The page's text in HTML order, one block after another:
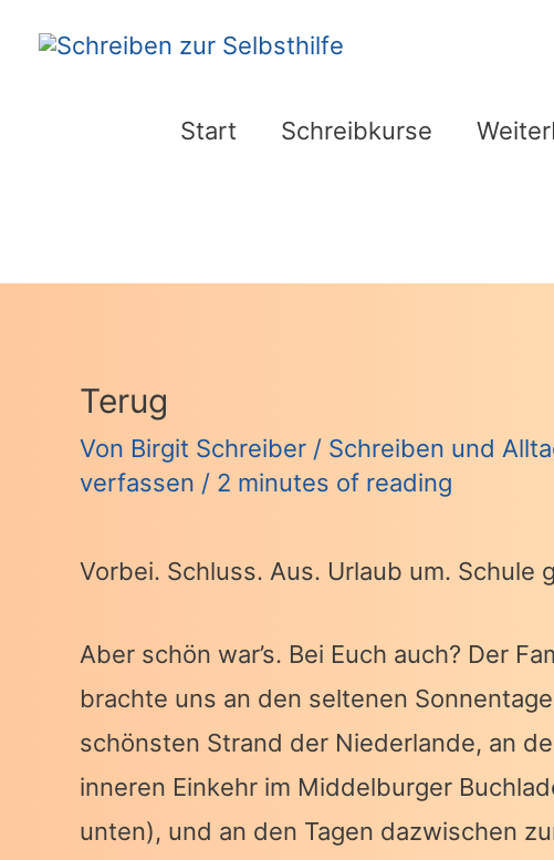
Start Schreibkurse
Terug
Von Birgit Schreiber / Schreiben und
verfassen / 2 minutes of reading
Vorbei. Schluss. Aus. Urlaub um. Schule
Aber schön war’s. Bei Euch auch? Der
brachte uns an den seltenen
schönsten Strand der Niederlande, an
inneren Einkehr im Middelburger
unten), und an den Tagen dazwischen